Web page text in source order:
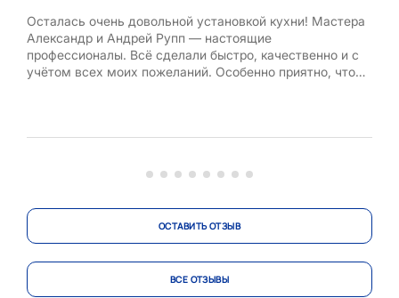
Осталась очень довольной установкой кухни! Мастера
Александр и Андрей Рупп — настоящие
профессионалы. Всё сделали быстро, качественно и с
учётом всех моих пожеланий. Особенно приятно, что
ОСТАВИТЬ ОТЗЫВ
ВСЕ ОТЗЫВЫ